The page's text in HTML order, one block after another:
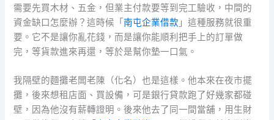
需要先買木材、五金，但業主付款要等到完工驗收，中間的
資金缺口怎麼辦？這時候「南屯企業借款 」這種服務就很重
要。它不是讓你亂花錢，而是讓你能順利把手上的訂單做
完，等貨款進來再還，等於是幫你墊一口氣。
我隔壁的麵攤老闆老陳（化名）也是這樣。他本來在夜市擺
攤，後來想租店面、買設備，可是銀行貸款跑了好幾家都碰
壁，因為他沒有薪轉證明。後來他去了同一間當舖，用生財